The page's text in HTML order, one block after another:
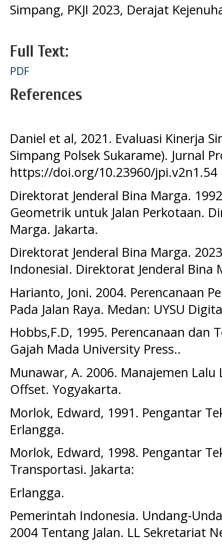
Simpang, PKJI 2023, Derajat
Full Text:
PDF
References
Daniel et al, 2021. Evaluasi Kinerja
Simpang Polsek Sukarame). Jurnal
https://doi.org/10.23960/jpi.v2n1.54
Direktorat Jenderal Bina Marga.
Geometrik untuk Jalan Perkotaan.
Marga. Jakarta.
Direktorat Jenderal Bina Marga.
IndonesiaI. Direktorat Jenderal Bina
Harianto, Joni. 2004. Perencanaan
Pada Jalan Raya. Medan: UYSU
Hobbs,F.D, 1995. Perencanaan dan
Gajah Mada University Press..
Munawar, A. 2006. Manajemen
Offset. Yogyakarta.
Morlok, Edward, 1991. Pengantar
Erlangga.
Morlok, Edward, 1998. Pengantar
Transportasi. Jakarta:
Erlangga.
Pemerintah Indonesia. Undang-
2004 Tentang Jalan. LL Sekretariat